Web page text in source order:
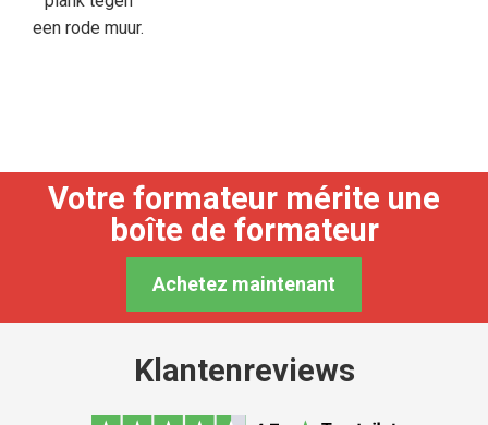
Votre formateur mérite une
boîte de formateur
Achetez maintenant
Klantenreviews